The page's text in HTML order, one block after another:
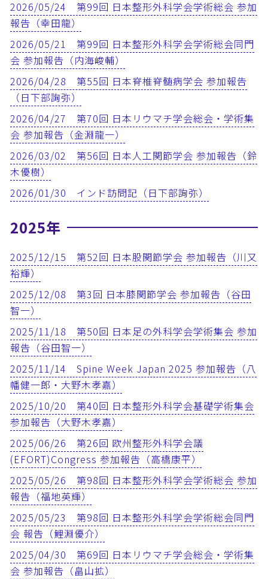
2026/05/24 第99回 日本整形外科学会学術総会 参加
報告（幸田龍）
2026/05/21 第99回 日本整形外科学会学術総会同門
会 参加報告（内海峻輔）
2026/04/28 第55回 日本脊椎脊髄病学会 参加報告
（日下部詢弥）
2026/04/27 第70回 日本リウマチ学会総会・学術集
会 参加報告（金淵龍一）
2026/03/02 第56回 日本人工関節学会 参加報告（鈴
木優樹）
2026/01/30 インド訪問記（日下部詢弥）
2025年
2025/12/15 第52回 日本股関節学会 参加報告（川又
裕輝）
2025/12/08 第3回 日本膝関節学会 参加報告（谷田
智一）
2025/11/18 第50回 日本足の外科学会学術集会 参加
報告（谷田智一）
2025/11/14 Spine Week Japan 2025 参加報告（八
幡健一郎・大野木孝嘉）
2025/10/20 第40回 日本整形外科学会基礎学術集会
参加報告（大野木孝嘉）
2025/06/26 第26回 欧州整形外科学会議
(EFORT)Congress 参加報告（高橋康平）
2025/05/26 第98回 日本整形外科学会学術総会 参加
報告（福地英輝）
2025/05/23 第98回 日本整形外科学会学術総会同門
会 報告（鯉淵優介）
2025/04/30 第69回 日本リウマチ学会総会・学術集
会 参加報告（畠山拡）